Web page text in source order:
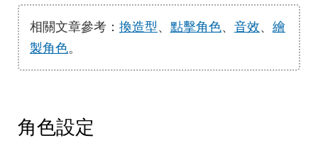
相關文章參考： 換造型 、 點擊角色、 音效、 繪
製角色。
角色設定